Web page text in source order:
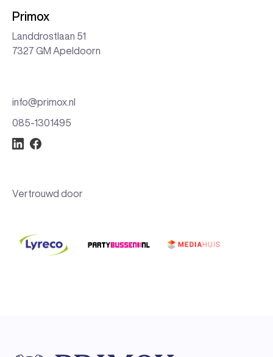
Primox
Landdrostlaan 51
7327 GM Apeldoorn
info@primox.nl
085-1301495
Vertrouwd door